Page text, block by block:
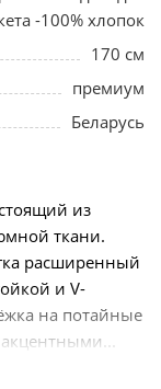
-100% хлопок
170 см
премиум
Беларусь
из
ткани.
расширенный
и V-
на потайные